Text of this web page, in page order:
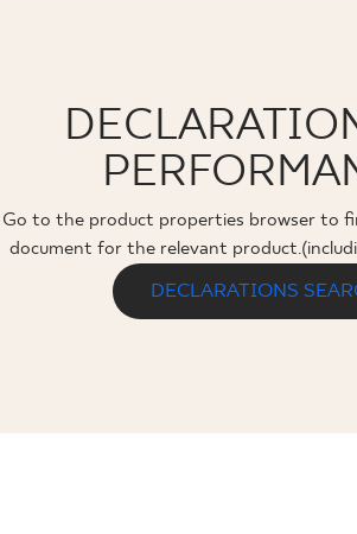
Go to the product properties browser to
document for the relevant
DECLARATIONS